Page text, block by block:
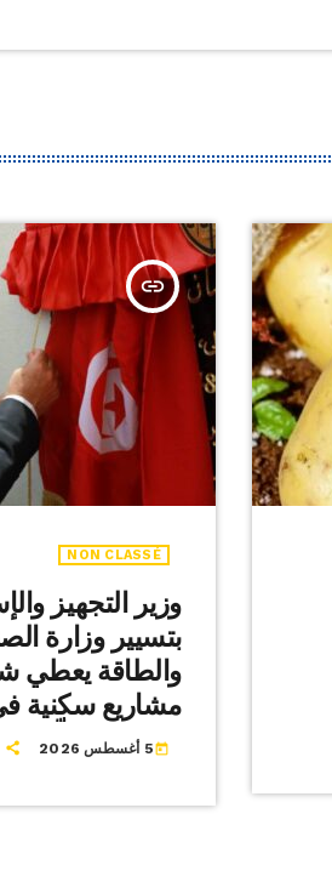
مونتيري استعدادا للمباراة الأولى يوم 15 جوان […]
insert_link
NON CLASSÉ
وزير التجهيز
بتسيير وزارة
والطاقة يعطي
مشاريع سكنية
الكراء المملّك
today5 أغسطس 2026